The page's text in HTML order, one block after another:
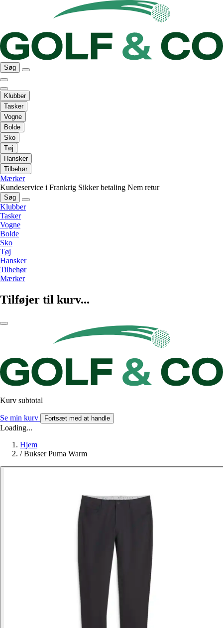
Søg
Klubber
Tasker
Vogne
Bolde
Sko
Tøj
Hansker
Tilbehør
Mærker
Kundeservice i Frankrig Sikker betaling Nem retur
Søg
Klubber
Tasker
Vogne
Bolde
Sko
Tøj
Hansker
Tilbehør
Mærker
Tilføjer til kurv...
Kurv subtotal
Se min kurv Fortsæt med at handle
Loading...
Hjem
/ Bukser Puma Warm